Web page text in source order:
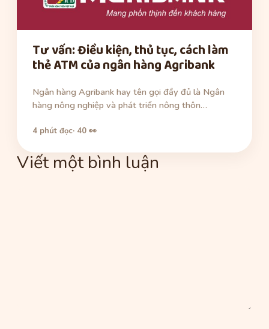
Tư vấn: Điều kiện, thủ tục, cách làm
thẻ ATM của ngân hàng Agribank
Ngân hàng Agribank hay tên gọi đầy đủ là Ngân
hàng nông nghiệp và phát triển nông thôn…
4 phút đọc· 40 👀
Viết một bình luận